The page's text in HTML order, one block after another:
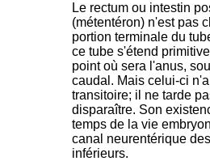
Le rectum ou intestin
(métentéron) n'est pas
portion terminale du
ce tube s'étend
point où sera l'anus,
caudal. Mais celui-ci
transitoire; il ne tarde
disparaître. Son
temps de la vie
canal neurentérique
inférieurs.